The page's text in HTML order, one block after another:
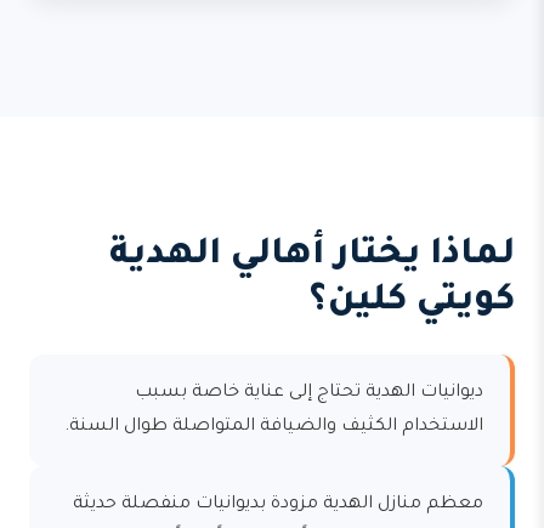
لماذا يختار أهالي الهدية
كويتي كلين؟
ديوانيات الهدية تحتاج إلى عناية خاصة بسبب
الاستخدام الكثيف والضيافة المتواصلة طوال السنة.
معظم منازل الهدية مزودة بديوانيات منفصلة حديثة